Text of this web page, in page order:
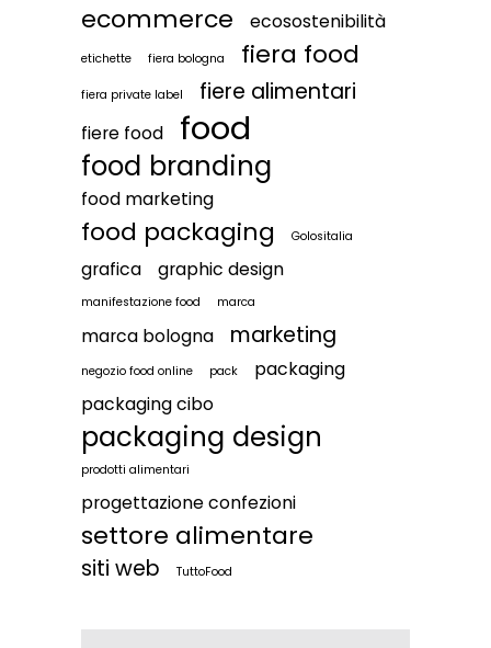
ecommerce ecosostenibilità
etichette fiera bologna fiera food
fiera private label fiere alimentari
fiere food food
food branding
food marketing
food packaging Golositalia
grafica graphic design
manifestazione food marca
marca bologna marketing
negozio food online pack
packaging
packaging cibo
packaging design
prodotti alimentari
progettazione confezioni
settore alimentare
siti web TuttoFood